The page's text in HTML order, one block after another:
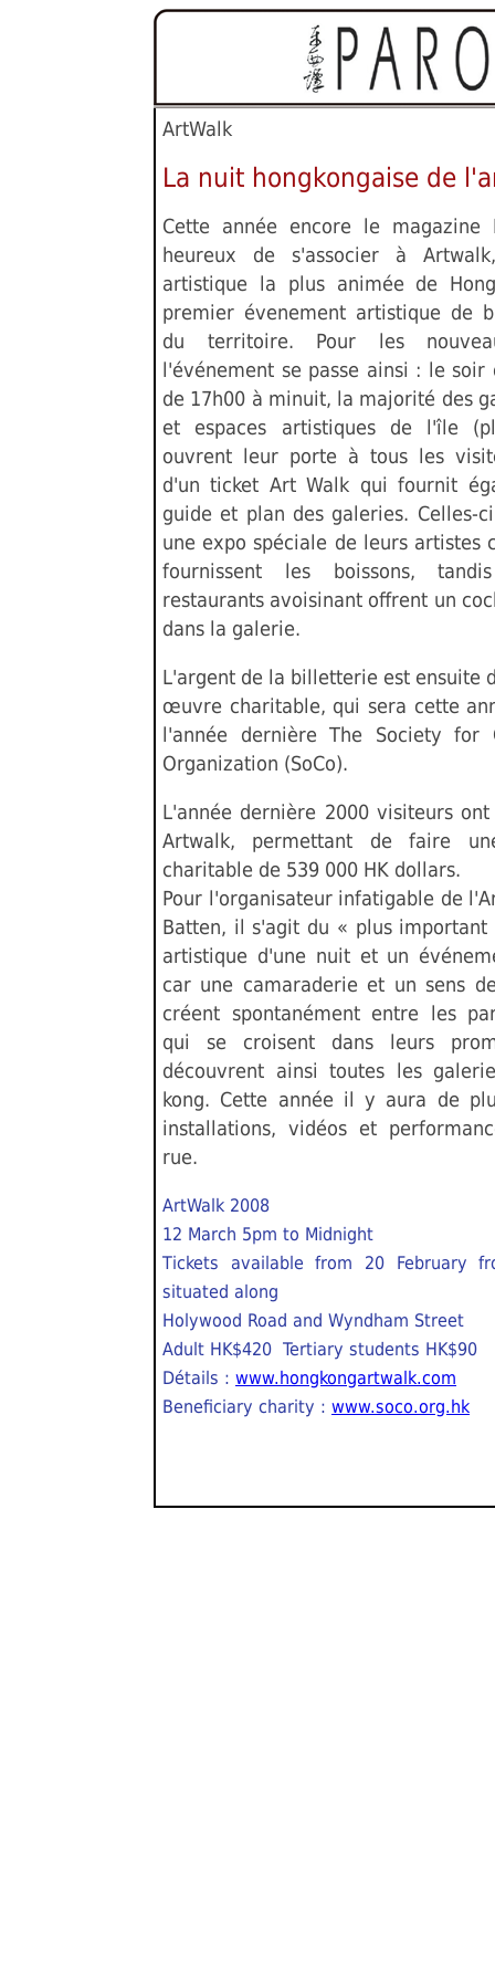
ArtWalk
La nuit hongkongaise de
Cette année encore le magazine
heureux de s'associer à
artistique la plus animée de
premier évenement artistique de
du territoire. Pour les
l'événement se passe ainsi : le soir
de 17h00 à minuit, la majorité des
et espaces artistiques de l'île
ouvrent leur porte à tous les
d'un ticket Art Walk qui fournit
guide et plan des galeries. Celles-
une expo spéciale de leurs artistes
fournissent les boissons,
restaurants avoisinant offrent un
dans la galerie.
L'argent de la billetterie est ensuite
œuvre charitable, qui sera cette
l'année dernière The Society for
Organization (SoCo).
L'année dernière 2000 visiteurs
Artwalk, permettant de faire
charitable de 539 000 HK dollars.
Pour l'organisateur infatigable de
Batten, il s'agit du « plus important
artistique d'une nuit et un
car une camaraderie et un sens
créent spontanément entre les
qui se croisent dans leurs
découvrent ainsi toutes les
kong. Cette année il y aura de
installations, vidéos et
rue.
ArtWalk 2008
12 March 5pm to Midnight
Tickets available from 20 February
situated along
Holywood Road and Wyndham Street
Adult HK$420 Tertiary students HK$90
Détails : www.hongkongartwalk.com
Beneficiary charity : www.soco.org.hk